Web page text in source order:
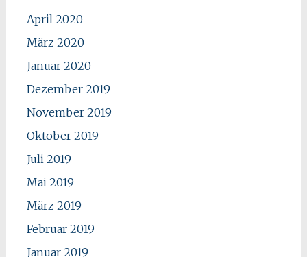
April 2020
März 2020
Januar 2020
Dezember 2019
November 2019
Oktober 2019
Juli 2019
Mai 2019
März 2019
Februar 2019
Januar 2019